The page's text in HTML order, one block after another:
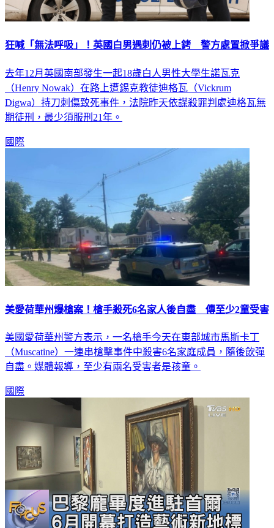
狂喊「無法呼吸」！英國白男遇刺仍被上銬 警方處置掀爭議
去年12月英國南部發生一起18歲白人男性大學生諾瓦克
（Henry Nowak）在路上遭錫克教徒迪格瓦（Vickrum
Digwa）持刀刺傷致死事件，法院昨天依謀殺罪判處迪格瓦無
期徒刑，最少須服刑21年。
國際
美愛荷華州爆槍案！槍手殺死6名家人後自盡 傳至少2童受害
美國愛荷華州警方表示，一名槍手今天在東部城市馬斯卡丁
（Muscatine）一連串槍擊事件中殺害6名家庭成員，隨後飲彈
自盡。媒體報導，至少有兩名受害者是孩童。
國際